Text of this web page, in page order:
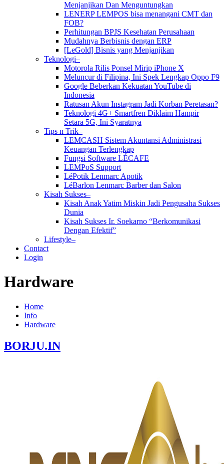
Menjanjikan Dan Menguntungkan
LENERP LEMPOS bisa menangani CMT dan
FOB?
Perhitungan BPJS Kesehatan Perusahaan
Mudahnya Berbisnis dengan ERP
[LeGold] Bisnis yang Menjanjikan
Teknologi–
Motorola Rilis Ponsel Mirip iPhone X
Meluncur di Filipina, Ini Spek Lengkap Oppo F9
Google Beberkan Kekuatan YouTube di
Indonesia
Ratusan Akun Instagram Jadi Korban Peretasan?
Teknologi 4G+ Smartfren Diklaim Hampir
Setara 5G, Ini Syaratnya
Tips n Trik–
LEMCASH Sistem Akuntansi Administrasi
Keuangan Terlengkap
Fungsi Software LÉCAFE
LEMPoS Support
LéPotik Lenmarc Apotik
LéBarlon Lenmarc Barber dan Salon
Kisah Sukses–
Kisah Anak Yatim Miskin Jadi Pengusaha Sukses
Dunia
Kisah Sukses Ir. Soekarno “Berkomunikasi
Dengan Efektif”
Lifestyle–
Contact
Login
Hardware
Home
Info
Hardware
BORJU.IN